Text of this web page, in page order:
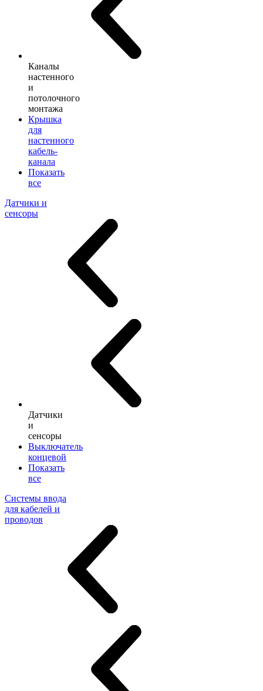
Каналы
настенного
и
потолочного
монтажа
Крышка
для
настенного
кабель-
канала
Показать
все
Датчики и
сенсоры
Датчики
и
сенсоры
Выключатель
концевой
Показать
все
Системы ввода
для кабелей и
проводов